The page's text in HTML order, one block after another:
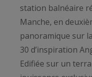
station balnéaire
Manche, en
panoramique sur
30 d’inspiration
Edifiée sur un